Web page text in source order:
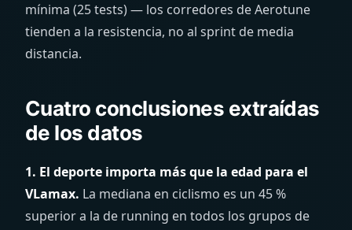
mínima (25 tests) — los corredores de Aerotune
tienden a la resistencia, no al sprint de media
distancia.
Cuatro conclusiones extraídas
de los datos
1. El deporte importa más que la edad para el
VLamax. La mediana en ciclismo es un 45 %
superior a la de running en todos los grupos de